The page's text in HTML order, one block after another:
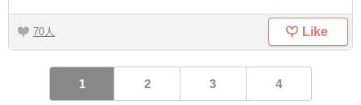
70 Like
1 2 3 4